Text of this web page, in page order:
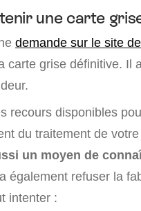
une carte
demande sur le site
carte grise définitive. Il
recours disponibles
du traitement de
un moyen de
également refuser la
intenter :